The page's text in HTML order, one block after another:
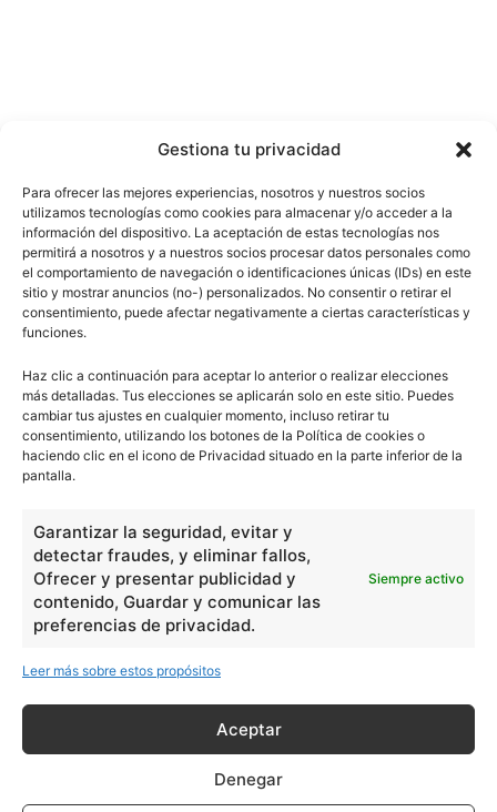
Gestiona tu privacidad
Para ofrecer las mejores experiencias, nosotros y nuestros socios
utilizamos tecnologías como cookies para almacenar y/o acceder a la
información del dispositivo. La aceptación de estas tecnologías nos
permitirá a nosotros y a nuestros socios procesar datos personales como
el comportamiento de navegación o identificaciones únicas (IDs) en este
sitio y mostrar anuncios (no-) personalizados. No consentir o retirar el
consentimiento, puede afectar negativamente a ciertas características y
funciones.
Haz clic a continuación para aceptar lo anterior o realizar elecciones
más detalladas. Tus elecciones se aplicarán solo en este sitio. Puedes
cambiar tus ajustes en cualquier momento, incluso retirar tu
consentimiento, utilizando los botones de la Política de cookies o
haciendo clic en el icono de Privacidad situado en la parte inferior de la
pantalla.
Garantizar la seguridad, evitar y
detectar fraudes, y eliminar fallos,
Ofrecer y presentar publicidad y
contenido, Guardar y comunicar las
preferencias de privacidad.
Siempre activo
Leer más sobre estos propósitos
Aceptar
Denegar